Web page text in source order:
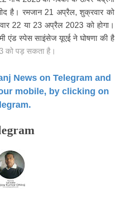
है। रमजान 21 अप्रैल, शुक्रवार को
22 या 23 अप्रैल 2023 को होगा।
एंड स्पेस साइंसेज यूएई ने घोषणा की है
को पड़ सकता है।
News on Telegram and
mobile, by clicking on